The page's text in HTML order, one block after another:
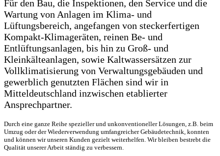
Für den Bau, die Inspektionen, den Service und die
Wartung von Anlagen im Klima- und
Lüftungsbereich, angefangen von steckerfertigen
Kompakt-Klimageräten, reinen Be- und
Entlüftungsanlagen, bis hin zu Groß- und
Kleinkälteanlagen, sowie Kaltwassersätzen zur
Vollklimatisierung von Verwaltungsgebäuden und
gewerblich genutzten Flächen sind wir in
Mitteldeutschland inzwischen etablierter
Ansprechpartner.
Durch eine ganze Reihe spezieller und unkonventioneller Lösungen, z.B. beim
Umzug oder der Wiederverwendung umfangreicher Gebäudetechnik, konnten
und können wir unseren Kunden gezielt weiterhelfen. Wir bleiben bestrebt die
Qualität unserer Arbeit ständig zu verbessern.